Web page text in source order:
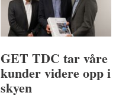
GET TDC tar våre
kunder videre opp i
skyen